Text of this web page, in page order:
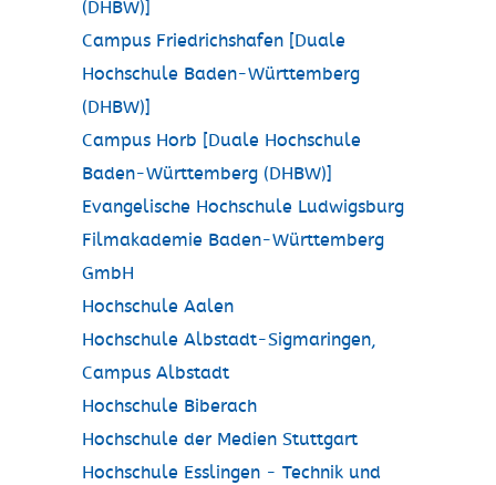
(DHBW)]
Campus Friedrichshafen [Duale
Hochschule Baden-Württemberg
(DHBW)]
Campus Horb [Duale Hochschule
Baden-Württemberg (DHBW)]
Evangelische Hochschule Ludwigsburg
Filmakademie Baden-Württemberg
GmbH
Hochschule Aalen
Hochschule Albstadt-Sigmaringen,
Campus Albstadt
Hochschule Biberach
Hochschule der Medien Stuttgart
Hochschule Esslingen - Technik und